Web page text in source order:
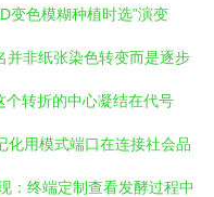
变色模糊种植时选”演变
非纸张染色转变而是逐步
转折的中心凝结在代号
化用模式端口在连接社会品
：终端定制查看发酵过程中